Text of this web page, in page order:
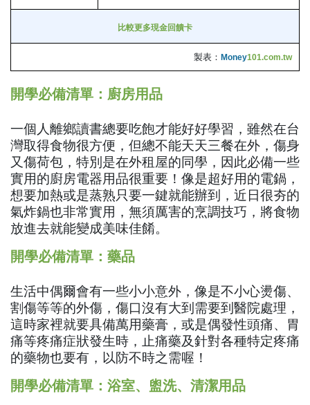
比較更多現金回饋卡
製表： Money101.com.tw
開學必備清單：廚房用品
一個人離鄉讀書總要吃飽才能好好學習，雖然在台
灣取得食物很方便，但總不能天天三餐在外，傷身
又傷荷包，特別是在外租屋的同學，因此必備一些
實用的廚房電器用品很重要！像是超好用的電鍋，
想要加熱或是蒸熟只要一鍵就能辦到，近日很夯的
氣炸鍋也非常實用，無須厲害的烹調技巧，將食物
放進去就能變成美味佳餚。
開學必備清單：藥品
生活中偶爾會有一些小小意外，像是不小心燙傷、
割傷等等的外傷，傷口沒有大到需要到醫院處理，
這時家裡就要具備萬用藥膏，或是偶發性頭痛、胃
痛等疼痛症狀發生時，止痛藥及針對各種特定疼痛
的藥物也要有，以防不時之需喔！
開學必備清單：浴室、盥洗、清潔用品